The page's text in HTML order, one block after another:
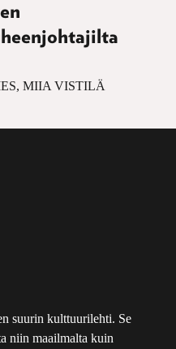
MIIA VISTILÄ
suurin kulttuurilehti. Se
niin maailmalta kuin